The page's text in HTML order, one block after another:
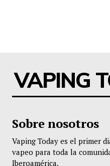
VAPING
Sobre nosotros
Vaping Today es el primer
vapeo para toda la
Iberoamérica.